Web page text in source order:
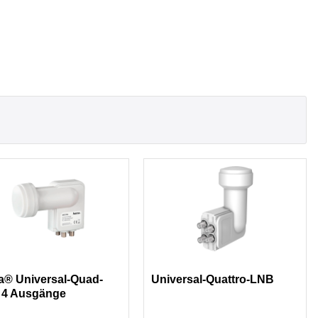
Universal-Quad-
4 Ausgänge
Universal-Quattro-LNB